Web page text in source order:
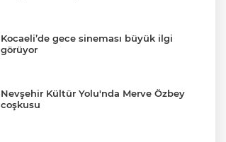
Kocaeli’de gece sineması büyük ilgi
görüyor
Nevşehir Kültür Yolu'nda Merve Özbey
coşkusu